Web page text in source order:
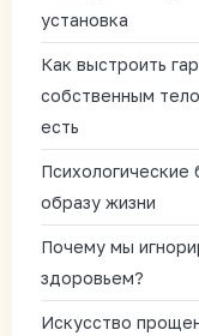
установка
Как выстроить
собственным
есть
образу жизни
Почему мы
здоровьем?
Искусство